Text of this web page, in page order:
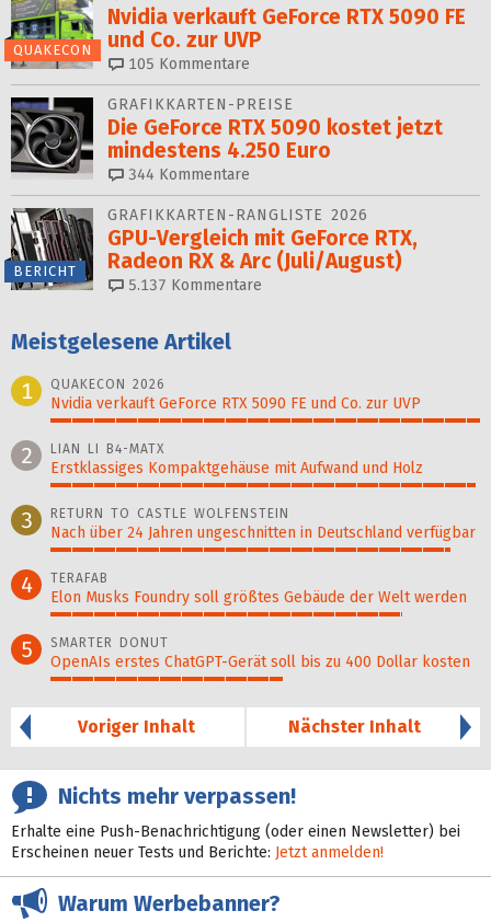
QUAKECON
Nvidia verkauft GeForce RTX 5090 FE
und Co. zur UVP
105 Kommentare
GRAFIKKARTEN-PREISE
Die GeForce RTX 5090 kostet jetzt
mindestens 4.250 Euro
344 Kommentare
BERICHT
GRAFIKKARTEN-RANGLISTE 2026
GPU-Vergleich mit GeForce RTX,
Radeon RX & Arc (Juli/August)
5.137 Kommentare
Meistgelesene Artikel
1
QUAKECON 2026
Nvidia verkauft GeForce RTX 5090 FE und Co. zur UVP
100%
2 LIAN LI B4-MATX
Erstklassiges Kompaktgehäuse mit Aufwand und Holz
99%
3 RETURN TO CASTLE WOLFENSTEIN
Nach über 24 Jahren ungeschnitten in Deutschland verfügbar
93%
4 TERAFAB
Elon Musks Foundry soll größ­tes Gebäude der Welt werden
82%
5 SMARTER DONUT
OpenAIs erstes ChatGPT-Gerät soll bis zu 400 Dollar kosten
54%
Voriger Inhalt
Nächster Inhalt
Nichts mehr verpassen!
Erhalte eine Push-Benachrichtigung (oder einen Newsletter) bei
Erscheinen neuer Tests und Berichte: Jetzt anmelden!
Warum Werbebanner?